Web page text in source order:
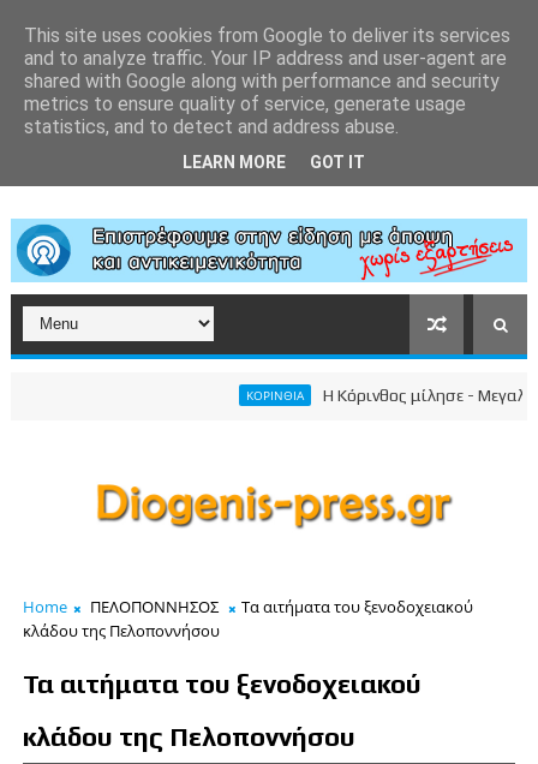
ΚΟΡΙΝΘΙΑ Η Κόρινθος μίλησε -
Home ΠΕΛΟΠΟΝΝΗΣΟΣ
Τα αιτήματα του ξενοδοχειακού
κλάδου της Πελοποννήσου
Τα αιτήματα του ξενοδοχειακού
κλάδου της Πελοποννήσου
This site uses cookies from Google to deliver its services
and to analyze traffic. Your IP address and user-agent are
shared with Google along with performance and security
metrics to ensure quality of service, generate usage
statistics, and to detect and address abuse.
LEARN MORE GOT IT